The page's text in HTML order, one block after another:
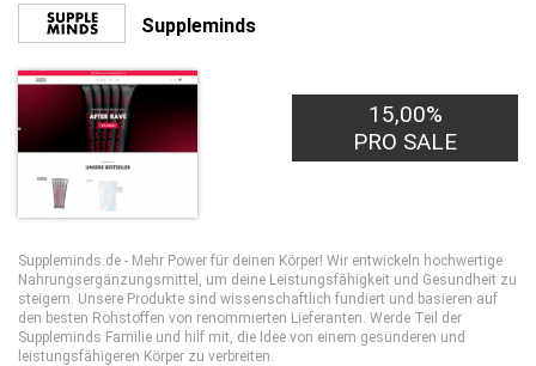
Suppleminds
15,00%
PRO SALE
Suppleminds.de - Mehr Power für deinen Körper! Wir entwickeln hochwertige
Nahrungsergänzungsmittel, um deine Leistungsfähigkeit und Gesundheit zu
steigern. Unsere Produkte sind wissenschaftlich fundiert und basieren auf
den besten Rohstoffen von renommierten Lieferanten. Werde Teil der
Suppleminds Familie und hilf mit, die Idee von einem gesünderen und
leistungsfähigeren Körper zu verbreiten.